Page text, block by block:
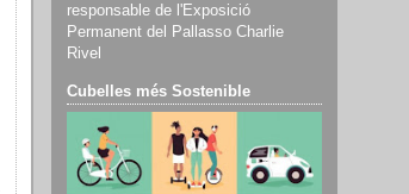
responsable de l'Exposició
Permanent del Pallasso Charlie
Rivel
Cubelles més Sostenible